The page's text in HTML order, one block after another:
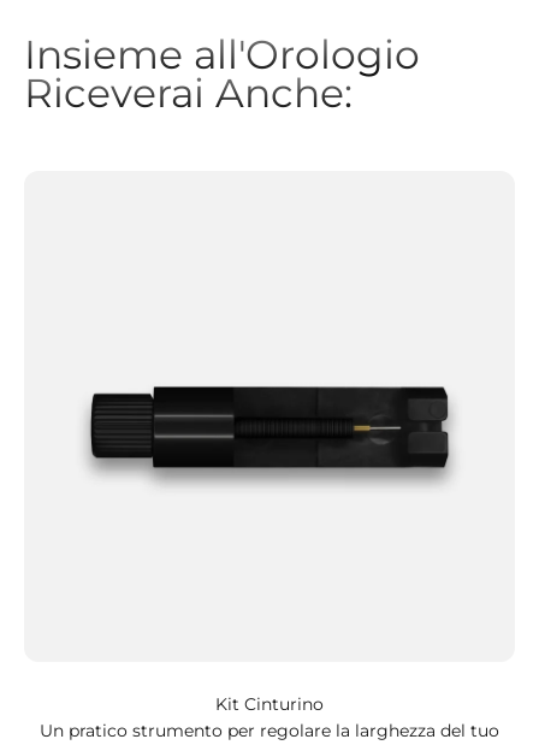
Insieme all'Orologio
Riceverai Anche:
Kit Cinturino
Un pratico strumento per regolare la larghezza del tuo